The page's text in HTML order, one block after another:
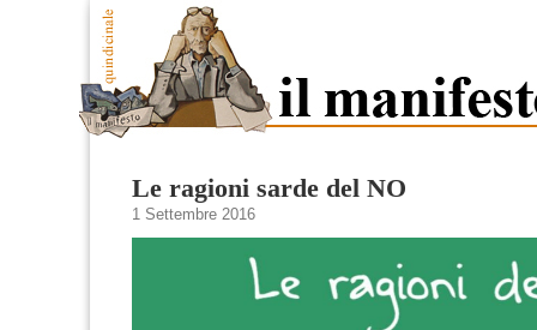
Le ragioni sarde del NO
1 Settembre 2016